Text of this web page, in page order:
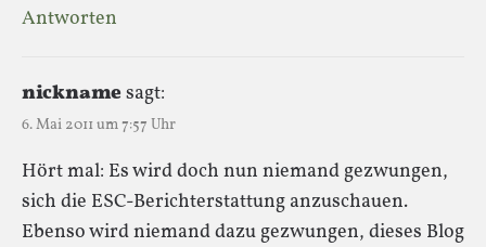
Antworten
nicknamesagt:
6. Mai 2011 um 7:57 Uhr
Hört mal: Es wird doch nun niemand gezwungen,
sich die ESC-Berichterstattung anzuschauen.
Ebenso wird niemand dazu gezwungen, dieses Blog